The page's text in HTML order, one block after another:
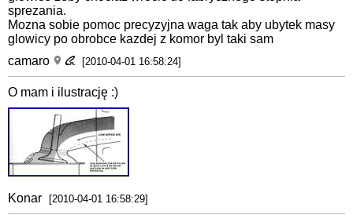
sprezania.
Mozna sobie pomoc precyzyjna waga tak aby ubytek masy
glowicy po obrobce kazdej z komor byl taki sam
camaro
[2010-04-01 16:58:24]
O mam i ilustrację :)
Konar [2010-04-01 16:58:29]